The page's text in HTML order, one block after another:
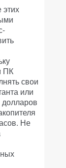
ПК
свои
или
Не